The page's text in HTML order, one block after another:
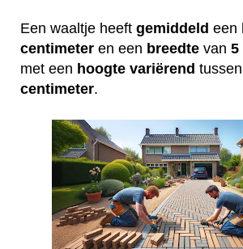
Een waaltje heeft gemiddeld een
centimeter en een breedte van 5
met een hoogte variërend
centimeter.